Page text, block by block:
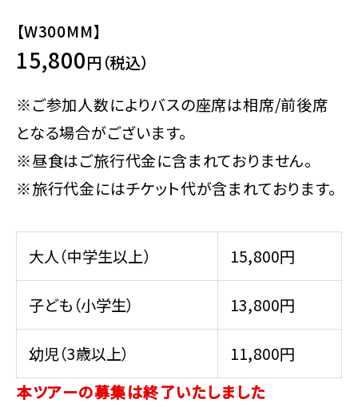
【W300MM】
15,800円（税込）
※ご参加人数によりバスの座席は相席/前後席
となる場合がございます。
※昼食はご旅行代金に含まれておりません。
※旅行代金にはチケット代が含まれております。
大人（中学生以上） 15,800円
子ども（小学生） 13,800円
幼児（3歳以上）
11,800円
本ツアーの募集は終了いたしました